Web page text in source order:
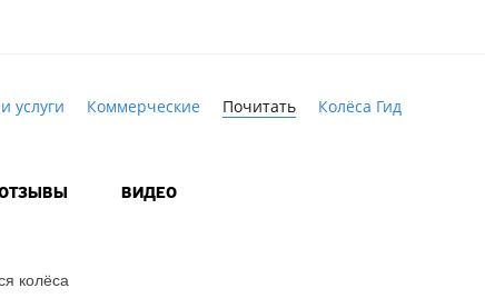
услуги Коммерческие Почитать Колёса Гид
ВИДЕО
колёса